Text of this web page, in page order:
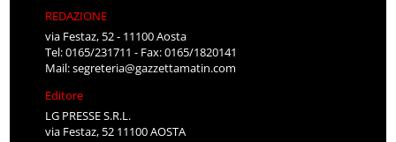
REDAZIONE
via Festaz, 52 - 11100 Aosta
Tel: 0165/231711 - Fax: 0165/1820141
Mail:segreteria@gazzettamatin.com
Editore
LG PRESSE S.R.L.
via Festaz, 52 11100 AOSTA